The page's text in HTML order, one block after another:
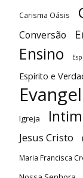
Carisma Oásis
Conversão
Ensino
Espírito e
Igreja
Jesus Cristo
Maria Francisca